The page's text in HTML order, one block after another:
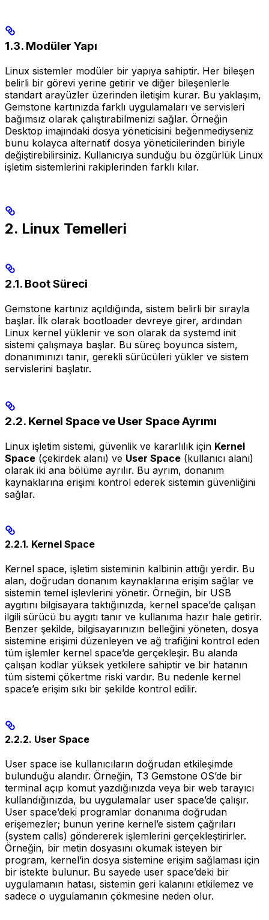
1.3. Modüler Yapı
Linux sistemler modüler bir yapıya sahiptir. Her bileşen
belirli bir görevi yerine getirir ve diğer bileşenlerle
standart arayüzler üzerinden iletişim kurar. Bu yaklaşım,
Gemstone kartınızda farklı uygulamaları ve servisleri
bağımsız olarak çalıştırabilmenizi sağlar. Örneğin
Desktop imajındaki dosya yöneticisini beğenmediyseniz
bunu kolayca alternatif dosya yöneticilerinden biriyle
değiştirebilirsiniz. Kullanıcıya sunduğu bu özgürlük Linux
işletim sistemlerini rakiplerinden farklı kılar.
2. Linux Temelleri
2.1. Boot Süreci
Gemstone kartınız açıldığında, sistem belirli bir sırayla
başlar. İlk olarak bootloader devreye girer, ardından
Linux kernel yüklenir ve son olarak da systemd init
sistemi çalışmaya başlar. Bu süreç boyunca sistem,
donanımınızı tanır, gerekli sürücüleri yükler ve sistem
servislerini başlatır.
2.2. Kernel Space ve User Space Ayrımı
Linux işletim sistemi, güvenlik ve kararlılık için Kernel
Space (çekirdek alanı) ve User Space (kullanıcı alanı)
olarak iki ana bölüme ayrılır. Bu ayrım, donanım
kaynaklarına erişimi kontrol ederek sistemin güvenliğini
sağlar.
2.2.1. Kernel Space
Kernel space, işletim sisteminin kalbinin attığı yerdir. Bu
alan, doğrudan donanım kaynaklarına erişim sağlar ve
sistemin temel işlevlerini yönetir. Örneğin, bir USB
aygıtını bilgisayara taktığınızda, kernel space’de çalışan
ilgili sürücü bu aygıtı tanır ve kullanıma hazır hale getirir.
Benzer şekilde, bilgisayarınızın belleğini yöneten, dosya
sistemine erişimi düzenleyen ve ağ trafiğini kontrol eden
tüm işlemler kernel space’de gerçekleşir. Bu alanda
çalışan kodlar yüksek yetkilere sahiptir ve bir hatanın
tüm sistemi çökertme riski vardır. Bu nedenle kernel
space’e erişim sıkı bir şekilde kontrol edilir.
2.2.2. User Space
User space ise kullanıcıların doğrudan etkileşimde
bulunduğu alandır. Örneğin, T3 Gemstone OS’de bir
terminal açıp komut yazdığınızda veya bir web tarayıcı
kullandığınızda, bu uygulamalar user space’de çalışır.
User space’deki programlar donanıma doğrudan
erişemezler; bunun yerine kernel’e sistem çağrıları
(system calls) göndererek işlemlerini gerçekleştirirler.
Örneğin, bir metin dosyasını okumak isteyen bir
program, kernel’in dosya sistemine erişim sağlaması için
bir istekte bulunur. Bu sayede user space’deki bir
uygulamanın hatası, sistemin geri kalanını etkilemez ve
sadece o uygulamanın çökmesine neden olur.